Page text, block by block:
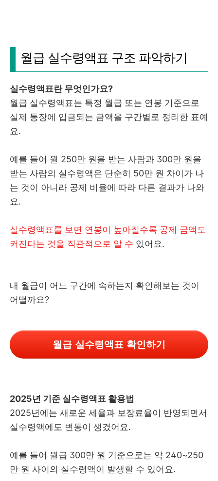
월급 실수령액표 구조 파악하기
실수령액표란 무엇인가요?
월급 실수령액표는 특정 월급 또는 연봉 기준으로
실제 통장에 입금되는 금액을 구간별로 정리한 표예
요.
예를 들어 월 250만 원을 받는 사람과 300만 원을
받는 사람의 실수령액은 단순히 50만 원 차이가 나
는 것이 아니라 공제 비율에 따라 다른 결과가 나와
요.
실수령액표를 보면 연봉이 높아질수록 공제 금액도
커진다는 것을 직관적으로 알 수 있어요.
내 월급이 어느 구간에 속하는지 확인해보는 것이
어떨까요?
월급 실수령액표 확인하기
2025년 기준 실수령액표 활용법
2025년에는 새로운 세율과 보장료율이 반영되면서
실수령액에도 변동이 생겼어요.
예를 들어 월급 300만 원 기준으로는 약 240~250
만 원 사이의 실수령액이 발생할 수 있어요.